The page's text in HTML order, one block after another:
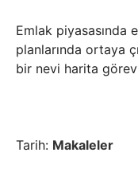
Emlak piyasasında
planlarında ortaya
bir nevi harita
Tarih: Makaleler